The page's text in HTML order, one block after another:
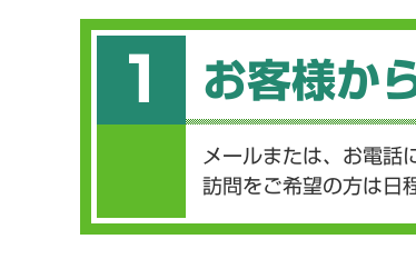
1 お客様か
メールまたは、お電話
訪問をご希望の方は日